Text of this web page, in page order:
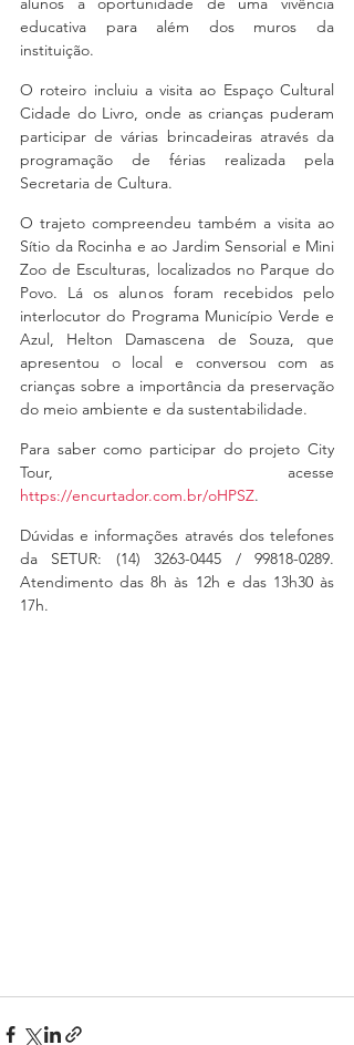
educativa para além dos muros da
instituição.
O roteiro incluiu a visita ao Espaço Cultural
Cidade do Livro, onde as crianças puderam
participar de várias brincadeiras através da
programação de férias realizada pela
Secretaria de Cultura.
O trajeto compreendeu também a visita ao
Sítio da Rocinha e ao Jardim Sensorial e Mini
Zoo de Esculturas, localizados no Parque do
Povo. Lá os alunos foram recebidos pelo
interlocutor do Programa Município Verde e
Azul, Helton Damascena de Souza, que
apresentou o local e conversou com as
crianças sobre a importância da preservação
do meio ambiente e da sustentabilidade.
Para saber como participar do projeto City
https://encurtador.com.br/oHPSZ.
Dúvidas e informações através dos telefones
da SETUR: (14) 3263-0445 / 99818-0289.
Atendimento das 8h às 12h e das 13h30 às
17h.